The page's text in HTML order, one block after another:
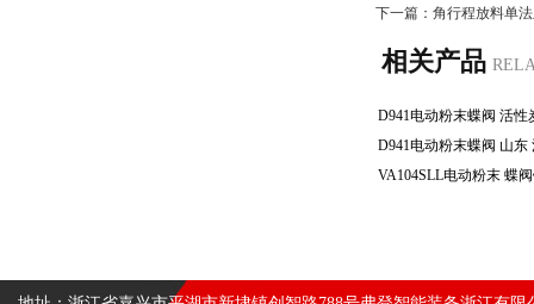
下一篇： 角行程放料单
相关产品